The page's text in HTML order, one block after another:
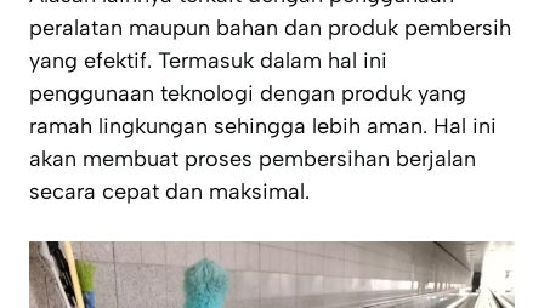
peralatan maupun bahan dan produk pembersih
yang efektif. Termasuk dalam hal ini
penggunaan teknologi dengan produk yang
ramah lingkungan sehingga lebih aman. Hal ini
akan membuat proses pembersihan berjalan
secara cepat dan maksimal.